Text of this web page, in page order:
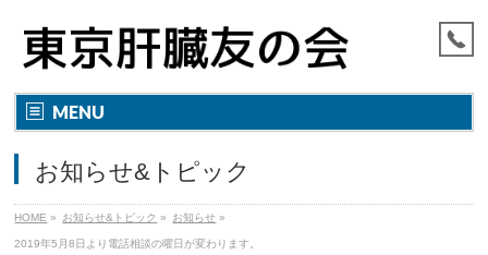
MENU
お知らせ&トピック
HOME » お知らせ&トピック » お知らせ »
2019年5月8日より電話相談の曜日が変わります。